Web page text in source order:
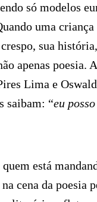
só modelos
uma
sua
apenas
Lima e
saibam: “eu
está
cena da poesia